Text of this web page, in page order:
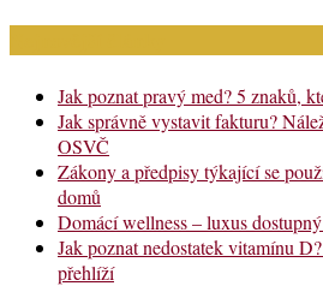
Jak poznat pravý med? 5 znaků,
Jak správně vystavit fakturu?
OSVČ
Zákony a předpisy týkající se
domů
Domácí wellness – luxus
Jak poznat nedostatek vitamínu
přehlíží